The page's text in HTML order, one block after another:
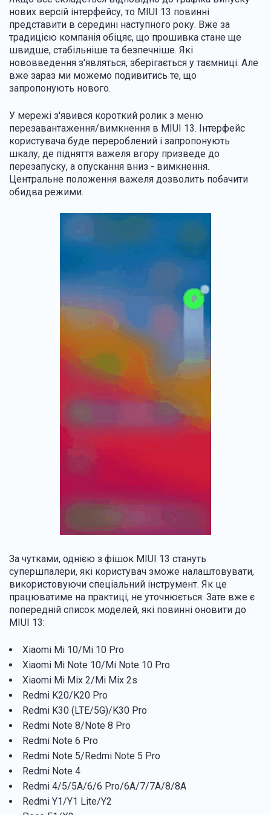
нових версій інтерфейсу, то MIUI 13 повинні
представити в середині наступного року. Вже за
традицією компанія обіцяє, що прошивка стане ще
швидше, стабільніше та безпечніше. Які
нововведення з'являться, зберігається у таємниці. Але
вже зараз ми можемо подивитись те, що
запропонують нового.
У мережі з'явився короткий ролик з меню
перезавантаження/вимкнення в MIUI 13. Інтерфейс
користувача буде перероблений і запропонують
шкалу, де підняття важеля вгору призведе до
перезапуску, а опускання вниз - вимкнення.
Центральне положення важеля дозволить побачити
обидва режими.
За чутками, однією з фішок MIUI 13 стануть
супершпалери, які користувач зможе налаштовувати,
використовуючи спеціальний інструмент. Як це
працюватиме на практиці, не уточнюється. Зате вже є
попередній список моделей, які повинні оновити до
MIUI 13:
Xiaomi Mi 10/Mi 10 Pro
Xiaomi Mi Note 10/Mi Note 10 Pro
Xiaomi Mi Mix 2/Mi Mix 2s
Redmi K20/K20 Pro
Redmi K30 (LTE/5G)/K30 Pro
Redmi Note 8/Note 8 Pro
Redmi Note 6 Pro
Redmi Note 5/Redmi Note 5 Pro
Redmi Note 4
Redmi 4/5/5A/6/6 Pro/6A/7/7A/8/8A
Redmi Y1/Y1 Lite/Y2